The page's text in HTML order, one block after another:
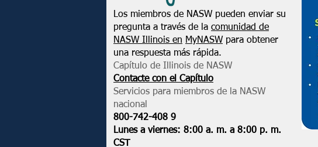
Los miembros de NASW pueden enviar su
pregunta a través de la comunidad de
NASW Illinois en MyNASW para obtener
una respuesta más rápida.
Capítulo de Illinois de NASW
Contacte con el Capítulo
Servicios para miembros de la NASW
nacional
800-742-408 9
Lunes a viernes: 8:00 a. m. a 8:00 p. m.
CST